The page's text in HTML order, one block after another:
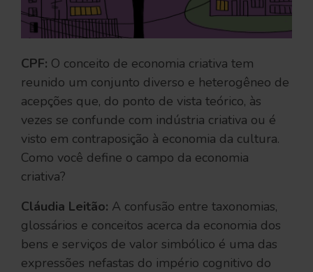
CPF: O conceito de economia criativa tem
reunido um conjunto diverso e heterogêneo de
acepções que, do ponto de vista teórico, às
vezes se confunde com indústria criativa ou é
visto em contraposição à economia da cultura.
Como você define o campo da economia
criativa?
Cláudia Leitão: A confusão entre taxonomias,
glossários e conceitos acerca da economia dos
bens e serviços de valor simbólico é uma das
expressões nefastas do império cognitivo do